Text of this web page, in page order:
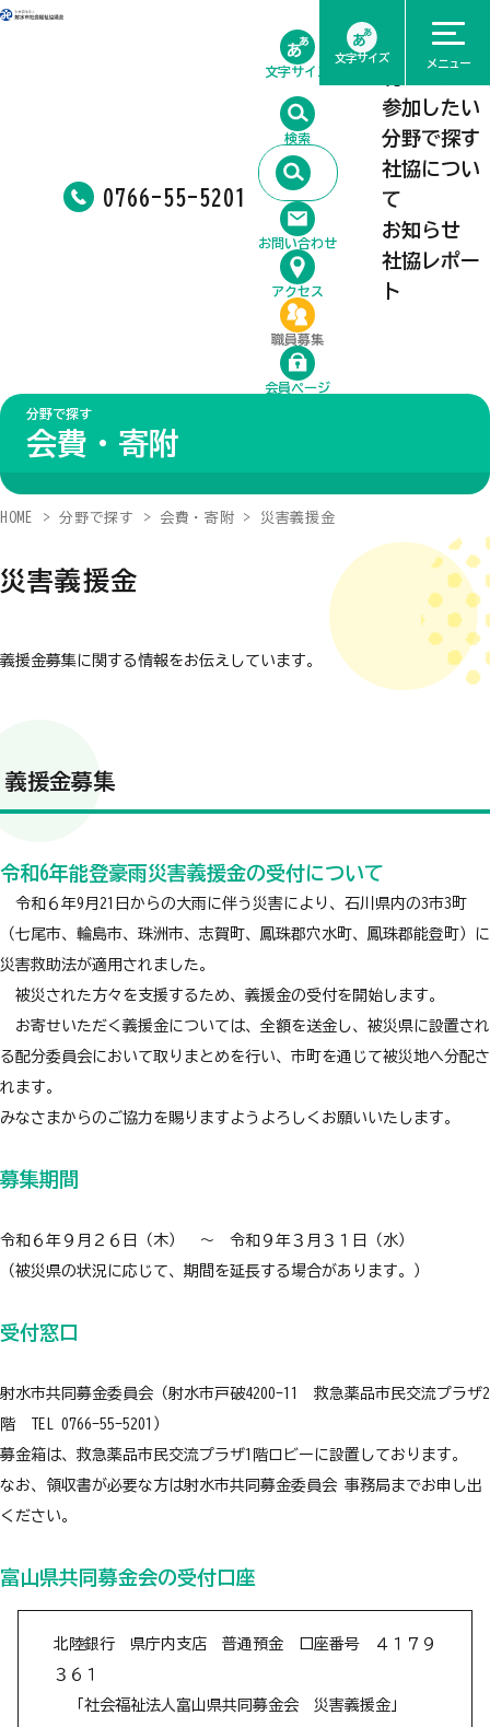
0766-55-5201
文字サイズ
検索
お問い合わせ
アクセス
職員募集
会員ページ
文字サイズ
メニュー
相談したい
参加したい
分野で探す
社協につい
て
お知らせ
社協レポー
ト
分野で探す
会費・寄附
HOME 分野で探す 会費・寄附 災害義援金
災害義援金
義援金募集に関する情報をお伝えしています。
義援金募集
令和6年能登豪雨災害義援金の受付について
令和６年9月21日からの大雨に伴う災害により、石川県内の3市3町
（七尾市、輪島市、珠洲市、志賀町、鳳珠郡穴水町、鳳珠郡能登町）に
災害救助法が適用されました。
被災された方々を支援するため、義援金の受付を開始します。
お寄せいただく義援金については、全額を送金し、被災県に設置され
る配分委員会において取りまとめを行い、市町を通じて被災地へ分配さ
れます。
みなさまからのご協力を賜りますようよろしくお願いいたします。
募集期間
令和６年９月２６日（木） ～ 令和９年３月３１日（水）
（被災県の状況に応じて、期間を延長する場合があります。）
受付窓口
射水市共同募金委員会（射水市戸破4200-11 救急薬品市民交流プラザ2
階 TEL 0766-55-5201）
募金箱は、救急薬品市民交流プラザ1階ロビーに設置しております。
なお、領収書が必要な方は射水市共同募金委員会 事務局までお申し出
ください。
富山県共同募金会の受付口座
北陸銀行 県庁内支店 普通預金 口座番号 ４１７９
３６１
「社会福祉法人富山県共同募金会 災害義援金」